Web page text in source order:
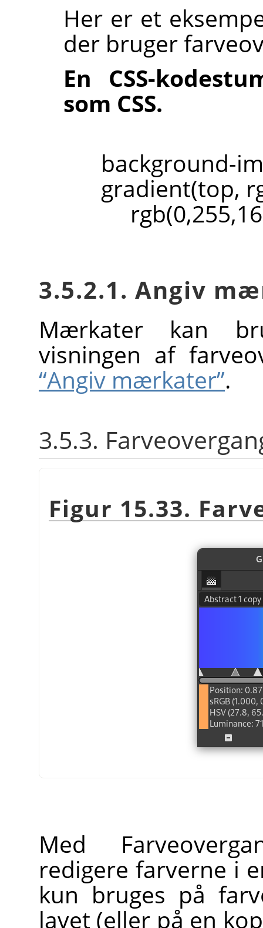
Her er et
der bruger
En CSS-
som CSS.
gradient(top,
3.5.2.1. Angiv
Mærkater kan
visningen af
“Angiv mærkater”.
3.5.3.
Figur 15.33.
Med
redigere farverne i
kun bruges på
lavet (eller på en